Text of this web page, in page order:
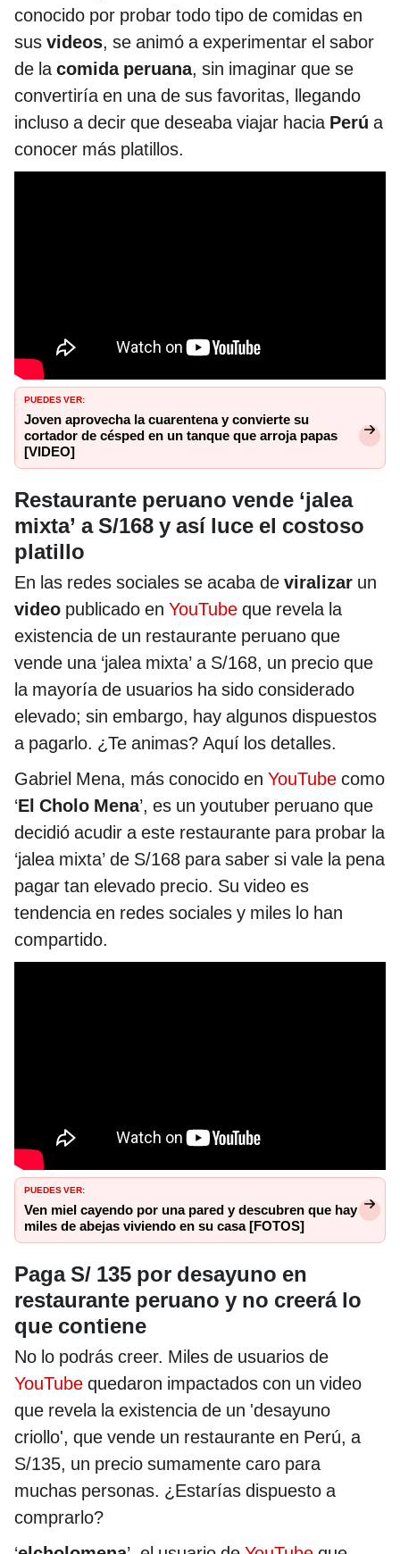
conocido por probar todo tipo de comidas en
sus videos, se animó a experimentar el sabor
de lacomida peruana, sin imaginar que se
convertiría en una de sus favoritas, llegando
incluso a decir que deseaba viajar hacia Perú a
conocer más platillos.
PUEDES VER:
Joven aprovecha la cuarentena y convierte su
cortador de césped en un tanque que arroja papas
[VIDEO]
Restaurante peruano vende ‘jalea
mixta’ a S/168 y así luce el costoso
platillo
En las redes sociales se acaba de viralizar un
video publicado en YouTube que revela la
existencia de un restaurante peruano que
vende una ‘jalea mixta’ a S/168, un precio que
la mayoría de usuarios ha sido considerado
elevado; sin embargo, hay algunos dispuestos
a pagarlo. ¿Te animas? Aquí los detalles.
Gabriel Mena, más conocido en YouTube como
‘El Cholo Mena’, es un youtuber peruano que
decidió acudir a este restaurante para probar la
‘jalea mixta’ de S/168 para saber si vale la pena
pagar tan elevado precio. Su video es
tendencia en redes sociales y miles lo han
compartido.
PUEDES VER:
Ven miel cayendo por una pared y descubren que hay
miles de abejas viviendo en su casa [FOTOS]
Paga S/ 135 por desayuno en
restaurante peruano y no creerá lo
que contiene
No lo podrás creer. Miles de usuarios de
YouTube quedaron impactados con un video
que revela la existencia de un 'desayuno
criollo', que vende un restaurante en Perú, a
S/135, un precio sumamente caro para
muchas personas. ¿Estarías dispuesto a
comprarlo?